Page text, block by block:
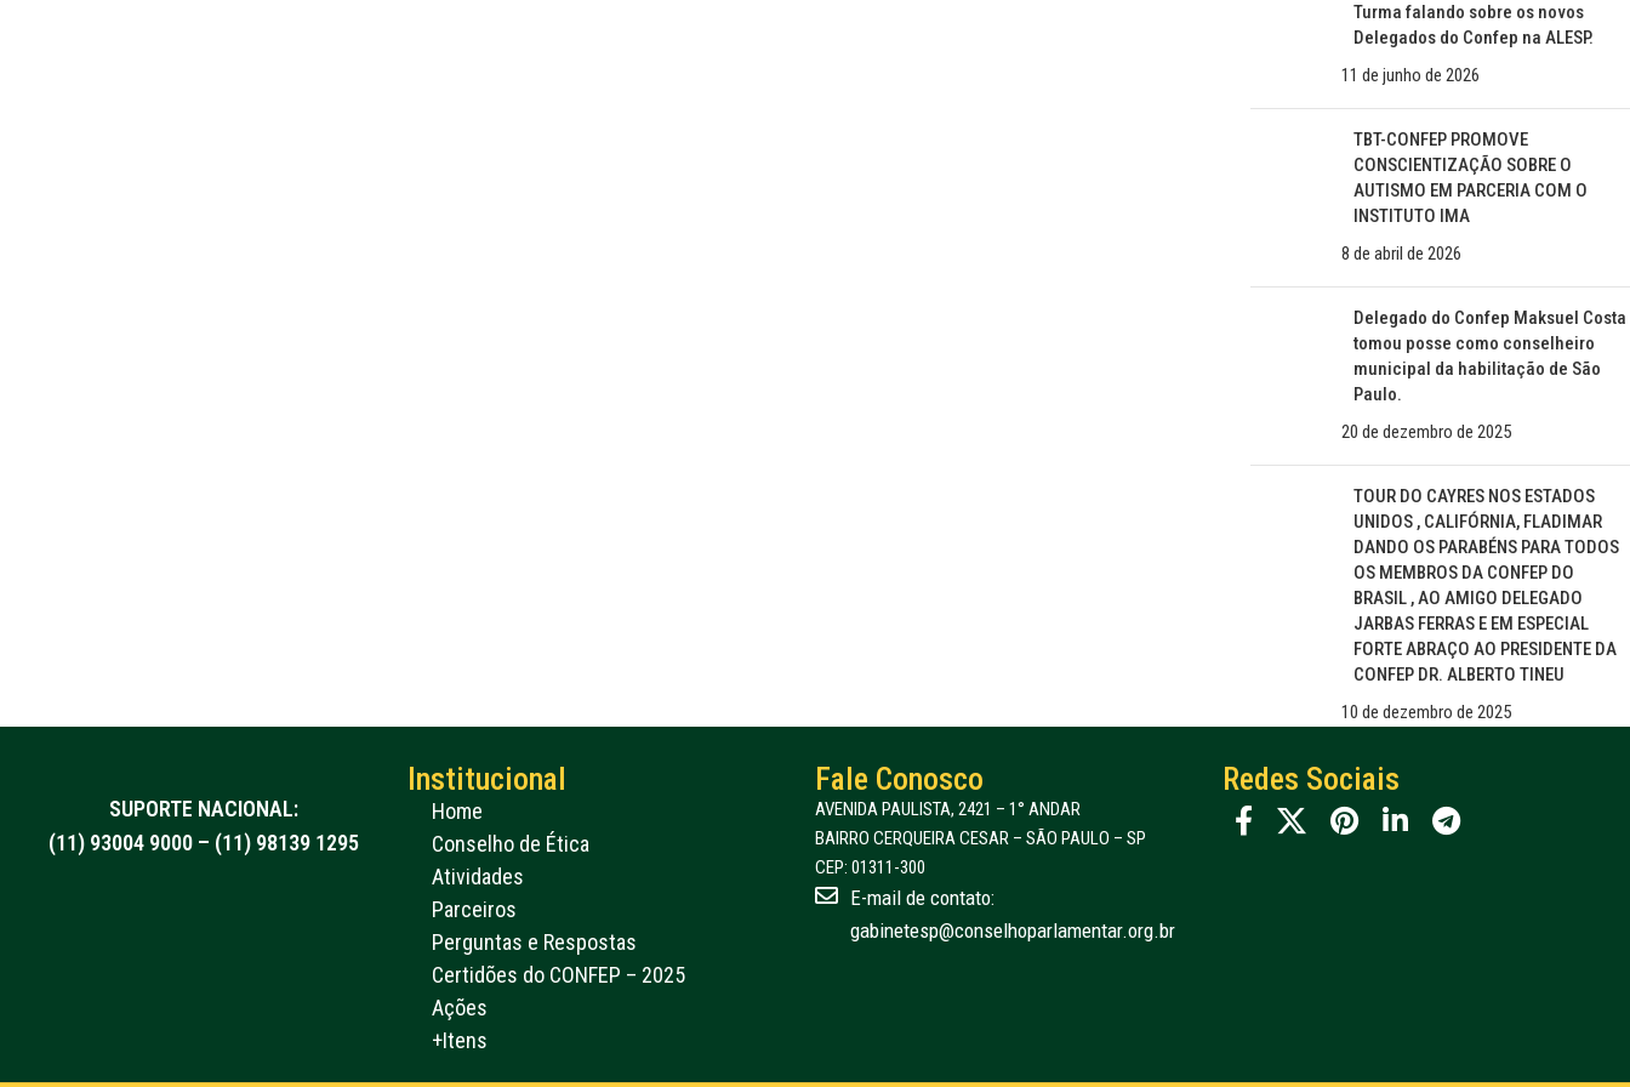
Turma falando sobre os novos
Delegados do Confep na ALESP.
11 de junho de 2026
TBT-CONFEP PROMOVE
CONSCIENTIZAÇÃO SOBRE O
AUTISMO EM PARCERIA COM O
INSTITUTO IMA
8 de abril de 2026
Delegado do Confep Maksuel Costa
tomou posse como conselheiro
municipal da habilitação de São
Paulo.
20 de dezembro de 2025
TOUR DO CAYRES NOS ESTADOS
UNIDOS , CALIFÓRNIA, FLADIMAR
DANDO OS PARABÉNS PARA TODOS
OS MEMBROS DA CONFEP DO
BRASIL , AO AMIGO DELEGADO
JARBAS FERRAS E EM ESPECIAL
FORTE ABRAÇO AO PRESIDENTE DA
CONFEP DR. ALBERTO TINEU
10 de dezembro de 2025
SUPORTE NACIONAL:
(11) 93004 9000 – (11) 98139 1295
Institucional
Home
Conselho de Ética
Atividades
Parceiros
Perguntas e Respostas
Certidões do CONFEP – 2025
Ações
+Itens
Fale Conosco
AVENIDA PAULISTA, 2421 – 1° ANDAR
BAIRRO CERQUEIRA CESAR – SÃO PAULO – SP
CEP: 01311-300
E-mail de contato:
gabinetesp@conselhoparlamentar.org.br
Redes Sociais